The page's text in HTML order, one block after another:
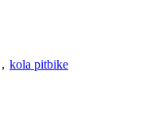
, kola pitbike